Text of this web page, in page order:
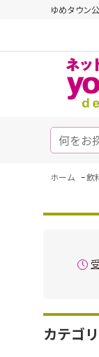
ゆめタウン
ホーム -飲
カテゴ